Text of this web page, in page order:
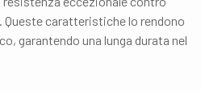
caratteristiche lo rendono
garantendo una lunga durata nel